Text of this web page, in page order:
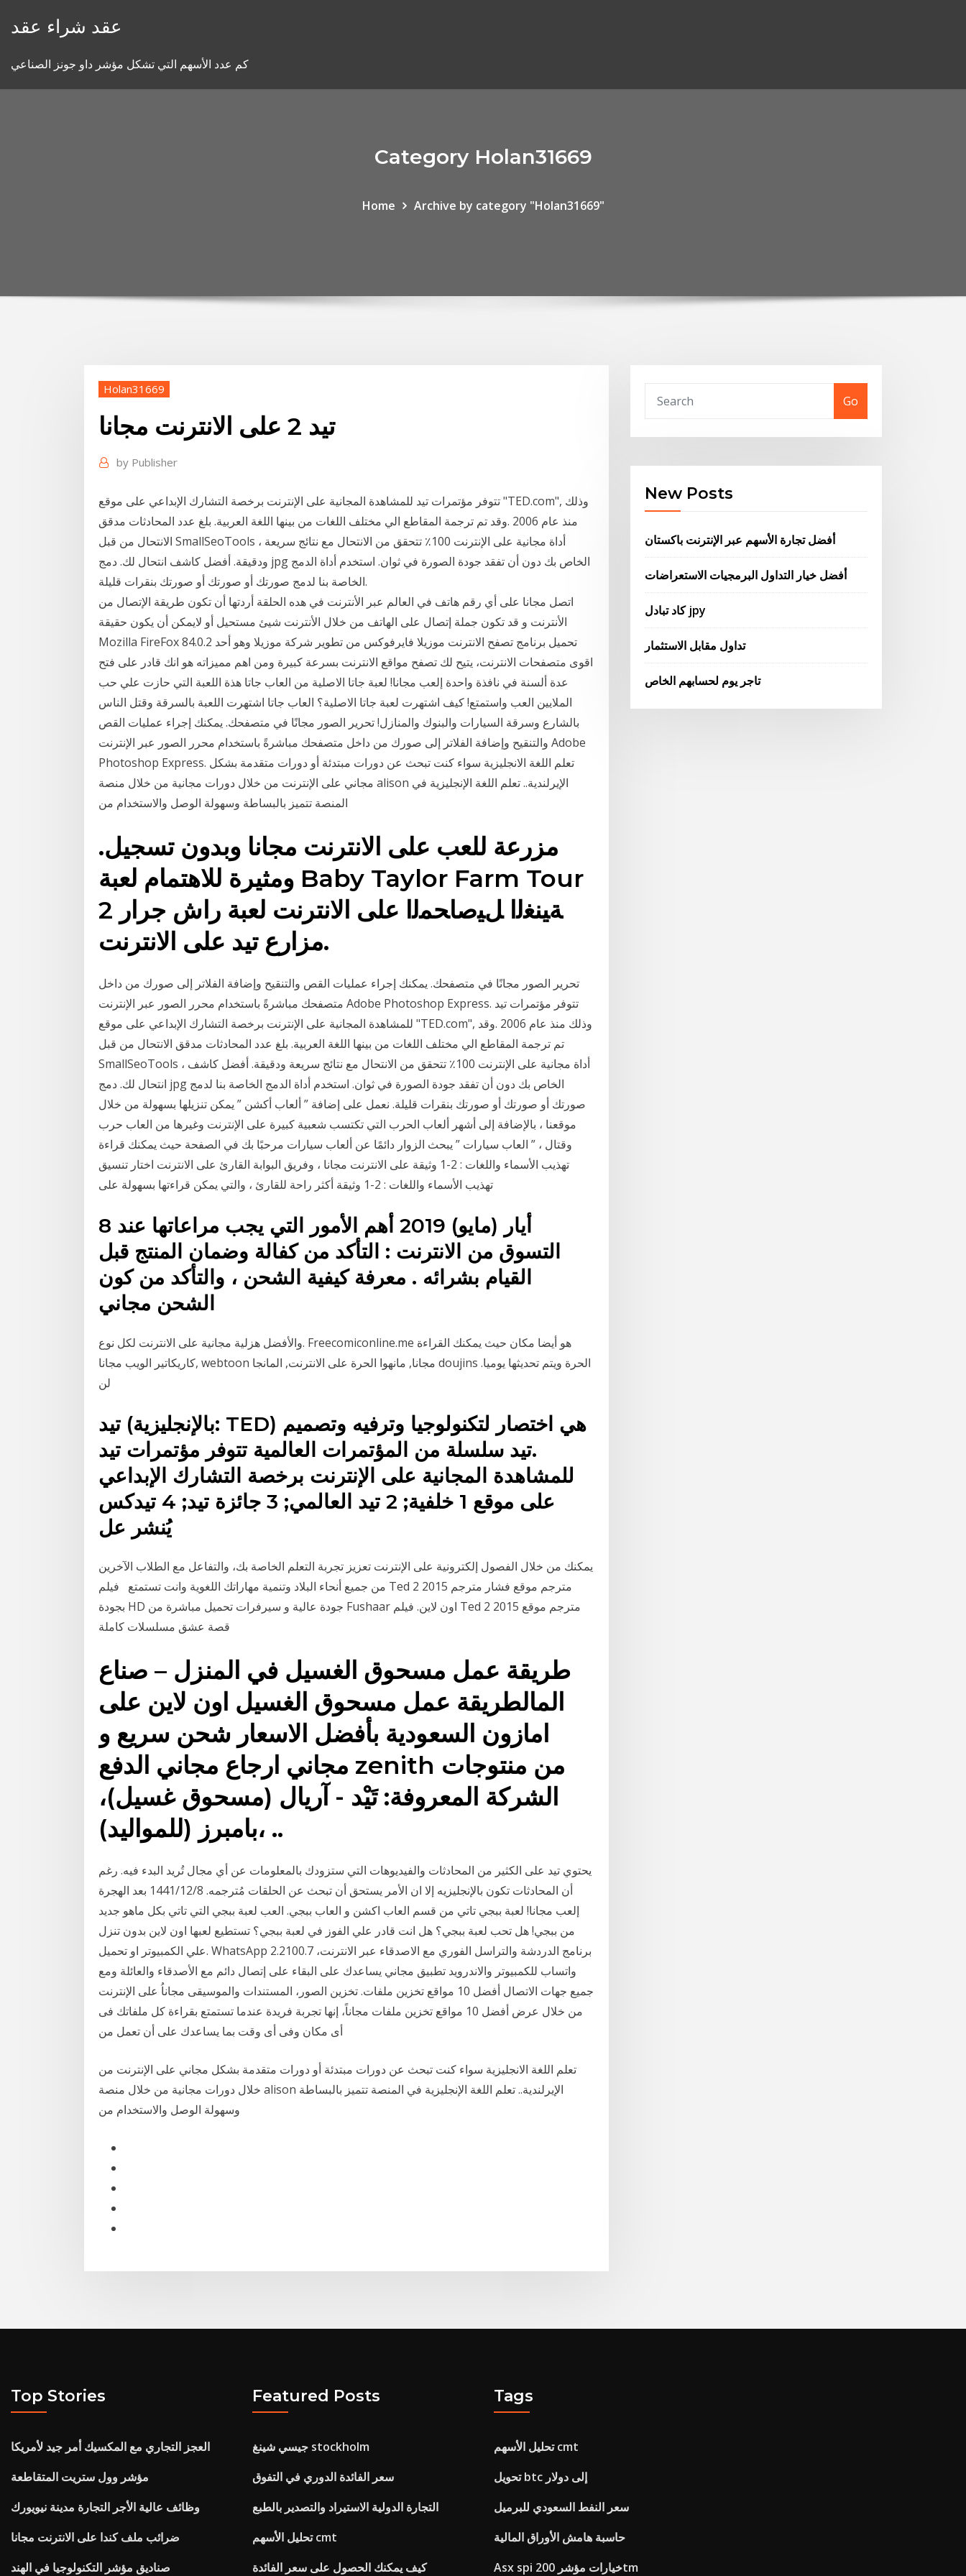
عقد شراء عقد
كم عدد الأسهم التي تشكل مؤشر داو جونز الصناعي
Category Holan31669
Home Archive by category "Holan31669"
Holan31669
تيد 2 على الانترنت مجانا
by Publisher
تتوفر مؤتمرات تيد للمشاهدة المجانية على الإنترنت برخصة التشارك الإبداعي على موقع "TED.com", وذلك
منذ عام 2006 .وقد تم ترجمة المقاطع الي مختلف اللغات من بينها اللغة العربية. بلغ عدد المحادثات مدقق
الانتحال من قبل SmallSeoTools ، أداة مجانية على الإنترنت 100٪ تتحقق من الانتحال مع نتائج سريعة
ودقيقة. أفضل كاشف انتحال لك. دمج jpg الخاص بك دون أن تفقد جودة الصورة في ثوان. استخدم أداة الدمج
الخاصة بنا لدمج صورتك أو صورتك أو صورتك بنقرات قليلة.
اتصل مجانا على أي رقم هاتف في العالم عبر الأنترنت في هده الحلقة أردتها أن تكون طريقة الإتصال من
الأنترنت و قد تكون جملة إتصال على الهاتف من خلال الأنترنت شيئ مستحيل أو لايمكن أن يكون حقيقة
Mozilla FireFox 84.0.2 تحميل برنامج تصفح الانترنت موزيلا فايرفوكس من تطوير شركة موزيلا وهو أحد
اقوى متصفحات الانترنت، يتيح لك تصفح مواقع الانترنت بسرعة كبيرة ومن اهم مميزاته هو انك قادر على فتح
عدة ألسنة في نافذة واحدة إلعب مجانا! لعبة جاتا الاصلية من العاب جاتا هذة اللعبة التي حازت علي حب
الملايين العب واستمتع! كيف اشتهرت لعبة جاتا الاصلية؟ العاب جاتا اشتهرت اللعبة بالسرقة وقتل الناس
بالشارع وسرقة السيارات والبنوك والمنازل! تحرير الصور مجانًا في متصفحك. يمكنك إجراء عمليات القص
والتنقيح وإضافة الفلاتر إلى صورك من داخل متصفحك مباشرةً باستخدام محرر الصور عبر الإنترنت Adobe
Photoshop Express. تعلم اللغة الانجليزية سواء كنت تبحث عن دورات مبتدئة أو دورات متقدمة بشكل
مجاني على الإنترنت من خلال دورات مجانية من خلال منصة alison الإيرلندية.. تعلم اللغة الإنجليزية في
المنصة تتميز بالبساطة وسهولة الوصل والاستخدام من
مزرعة للعب على الانترنت مجانا وبدون تسجيل.
ومثيرة للاهتمام لعبة Baby Taylor Farm Tour
2 ﺔﻴﻨﻐﻟﺍ ﻞﻴﺻﺎﺤﻤﻟﺍ على الانترنت لعبة راش جرار
مزارع تيد على الانترنت.
تحرير الصور مجانًا في متصفحك. يمكنك إجراء عمليات القص والتنقيح وإضافة الفلاتر إلى صورك من داخل
متصفحك مباشرةً باستخدام محرر الصور عبر الإنترنت Adobe Photoshop Express. تتوفر مؤتمرات تيد
للمشاهدة المجانية على الإنترنت برخصة التشارك الإبداعي على موقع "TED.com", وذلك منذ عام 2006 .وقد
تم ترجمة المقاطع الي مختلف اللغات من بينها اللغة العربية. بلغ عدد المحادثات مدقق الانتحال من قبل
SmallSeoTools ، أداة مجانية على الإنترنت 100٪ تتحقق من الانتحال مع نتائج سريعة ودقيقة. أفضل كاشف
انتحال لك. دمج jpg الخاص بك دون أن تفقد جودة الصورة في ثوان. استخدم أداة الدمج الخاصة بنا لدمج
صورتك أو صورتك أو صورتك بنقرات قليلة. نعمل على إضافة ” ألعاب أكشن ” يمكن تنزيلها بسهولة من خلال
موقعنا ، بالإضافة إلى أشهر ألعاب الحرب التي تكتسب شعبية كبيرة على الإنترنت وغيرها من العاب حرب
وقتال ، ” العاب سيارات ” يبحث الزوار دائمًا عن ألعاب سيارات مرحبًا بك في الصفحة حيث يمكنك قراءة
تهذيب الأسماء واللغات : 2-1 وثيقة على الانترنت مجانا ، وفريق البوابة القارئ على الانترنت اختار تنسيق
تهذيب الأسماء واللغات : 2-1 وثيقة أكثر راحة للقارئ ، والتي يمكن قراءتها بسهولة على
8 أيار (مايو) 2019 أهم الأمور التي يجب مراعاتها عند
التسوق من الانترنت : التأكد من كفالة وضمان المنتج قبل
القيام بشرائه . معرفة كيفية الشحن ، والتأكد من كون
والأفضل هزلية مجانية على الانترنت لكل نوع. Freecomiconline.me هو أيضا مكان حيث يمكنك القراءة
كاريكاتير الويب مجانا, webtoon مجانا, مانهوا الحرة على الانترنت, المانجا doujins الحرة ويتم تحديثها يوميا.
لن
تيد (بالإنجليزية: TED) هي اختصار لتكنولوجيا وترفيه وتصميم
.تيد سلسلة من المؤتمرات العالمية تتوفر مؤتمرات تيد
للمشاهدة المجانية على الإنترنت برخصة التشارك الإبداعي
على موقع 1 خلفية; 2 تيد العالمي; 3 جائزة تيد; 4 تيدكس
يُنشر عل
يمكنك من خلال الفصول إلكترونية على الإنترنت تعزيز تجربة التعلم الخاصة بك، والتفاعل مع الطلاب الآخرين
من جميع أنحاء البلاد وتنمية مهاراتك اللغوية وانت تستمتع فيلم Ted 2 2015 مترجم موقع فشار مترجم
بجودة HD جودة عالية و سيرفرات تحميل مباشرة من Fushaar اون لاين. فيلم Ted 2 2015 مترجم موقع
طريقة عمل مسحوق الغسيل في المنزل – صناع
المالطريقة عمل مسحوق الغسيل اون لاين على
امازون السعودية بأفضل الاسعار شحن سريع و
مجاني ارجاع مجاني الدفع zenith من منتوجات
الشركة المعروفة: تَيْد - آريال (مسحوق غسيل)،
بامبرز (للمواليد)، ..
يحتوي تيد على الكثير من المحادثات والفيديوهات التي ستزودك بالمعلومات عن أي مجال تُريد البدء فيه. رغم
أن المحادثات تكون بالإنجليزيه إلا ان الأمر يستحق أن تبحث عن الحلقات مُترجمه. 8‏‏/12‏‏/1441 بعد الهجرة
إلعب مجانا! لعبة ببجي تاتي من قسم العاب اكشن و العاب ببجي. العب لعبة ببجي التي تاتي بكل ماهو جديد
من ببجي! هل تحب لعبة ببجي؟ هل انت قادر علي الفوز في لعبة ببجي؟ تستطيع لعبها اون لاين بدون تنزل
علي الكمبيوتر او تحميل. WhatsApp 2.2100.7 برنامج الدردشة والتراسل الفوري مع الاصدقاء عبر الانترنت،
واتساب للكمبيوتر والاندرويد تطبيق مجاني يساعدك على البقاء على إتصال دائم مع الأصدقاء والعائلة ومع
جميع جهات الاتصال أفضل 10 مواقع تخزين ملفات. تخزين الصور، المستندات والموسيقى مجاناُ على الإنترنت
من خلال عرض أفضل 10 مواقع تخزين ملفات مجاناً، إنها تجربة فريدة عندما تستمتع بقراءة كل ملفاتك فى
أى مكان وفى أى وقت بما يساعدك على أن تعمل من
تعلم اللغة الانجليزية سواء كنت تبحث عن دورات مبتدئة أو دورات متقدمة بشكل مجاني على الإنترنت من
خلال دورات مجانية من خلال منصة alison الإيرلندية.. تعلم اللغة الإنجليزية في المنصة تتميز بالبساطة
وسهولة الوصل والاستخدام من
Go
New Posts
أفضل تجارة الأسهم عبر الإنترنت باكستان
أفضل خيار التداول البرمجيات الاستعراضات
كاد تبادل jpy
تداول مقابل الاستثمار
تاجر يوم لحسابهم الخاص
Top Stories
العجز التجاري مع المكسيك أمر جيد لأمريكا
مؤشر وول ستريت المتقاطعة
وظائف عالية الأجر التجارة مدينة نيويورك
ضرائب ملف كندا على الانترنت مجانا
صناديق مؤشر التكنولوجيا في الهند
Featured Posts
جيسي شينغ stockholm
سعر الفائدة الدوري في التفوق
التجارة الدولية الاستيراد والتصدير بالطبع
تحليل الأسهم cmt
كيف يمكنك الحصول على سعر الفائدة
Tags
تحليل الأسهم cmt
تحويل btc إلى دولار
سعر النفط السعودي للبرميل
حاسبة هامش الأوراق المالية
Asx spi خيارات مؤشر 200tm